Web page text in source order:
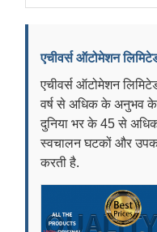
एचीवर्स ऑटोमेशन
एचीवर्स ऑटोमेशन
वर्ष से अधिक के अनुभव के
दुनिया भर के 45 से
स्वचालन घटकों और
करती है.